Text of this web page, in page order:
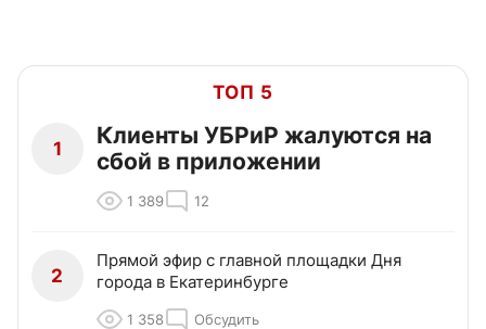
ТОП 5
1
Клиенты УБРиР жалуются на
сбой в приложении
1 389 12
2
Прямой эфир с главной площадки Дня
города в Екатеринбурге
1 358 Обсудить